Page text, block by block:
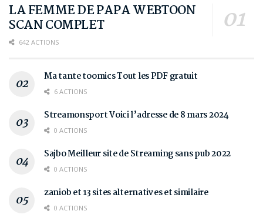
LA FEMME DE PAPA WEBTOON
SCAN COMPLET
642 ACTIONS
Ma tante toomics Tout les PDF gratuit
6 ACTIONS
Streamonsport Voici l’adresse de 8 mars 2024
0 ACTIONS
Sajbo Meilleur site de Streaming sans pub 2022
0 ACTIONS
zaniob et 13 sites alternatives et similaire
0 ACTIONS